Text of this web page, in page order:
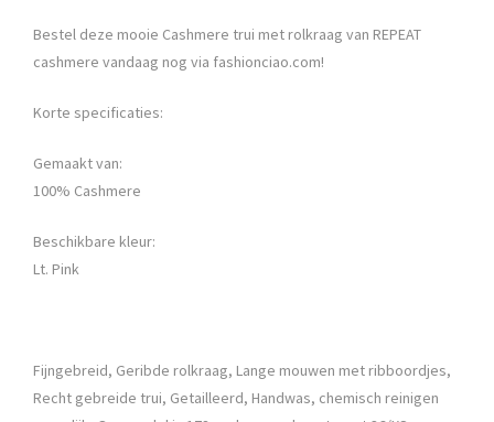
Bestel deze mooie Cashmere trui met rolkraag van REPEAT
cashmere vandaag nog via fashionciao.com!
Korte specificaties:
Gemaakt van:
100% Cashmere
Beschikbare kleur:
Lt. Pink
Fijngebreid, Geribde rolkraag, Lange mouwen met ribboordjes,
Recht gebreide trui, Getailleerd, Handwas, chemisch reinigen